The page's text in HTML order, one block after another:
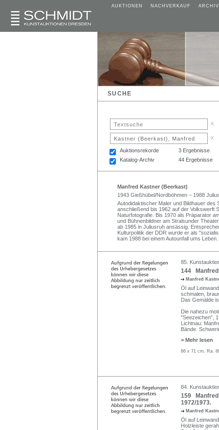
AUKTIONEN NACHVERKAUF ARCHIV
SUCHE
x
x
Auktionsrekorde
3 Ergebnisse
Katalog-Archiv
44 Ergebnisse
Manfred Kastner (Beerkast)
1943 Gießhübel/Nordböhmen – 1988
Autodidaktischer Maler und Bildhauer des
anschließend bis 1962 auf der Volkswerft
Naturfotografie. Bis 1970 als Präparator
und Bühnenbildner am Stralsunder
ab 1985 in Juliusruh ansässig.
Kulturpolitik der DDR wurde er als
kam 1988 bei einem Autounfall ums Leben.
85.
144 Manfred
Manfred
Öl auf
schmalen,
Das Gemälde
Die nahezu
"Seezeichen",
Lichtnau:
Bände.
> Mehr lesen
86 x 71 cm, Ra.
84.
159 Manfred
1972/1973.
Manfred
Öl auf
Holzleiste